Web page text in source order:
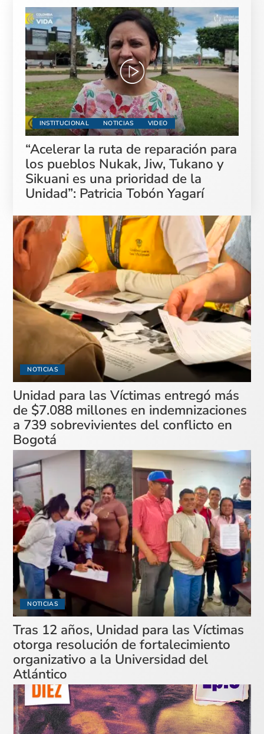
INSTITUCIONAL NOTICIAS VIDEO
“Acelerar la ruta de reparación para
los pueblos Nukak, Jiw, Tukano y
Sikuani es una prioridad de la
Unidad”: Patricia Tobón Yagarí
NOTICIAS
Unidad para las Víctimas entregó más
de $7.088 millones en indemnizaciones
a 739 sobrevivientes del conflicto en
Bogotá
NOTICIAS
Tras 12 años, Unidad para las Víctimas
otorga resolución de fortalecimiento
organizativo a la Universidad del
Atlántico